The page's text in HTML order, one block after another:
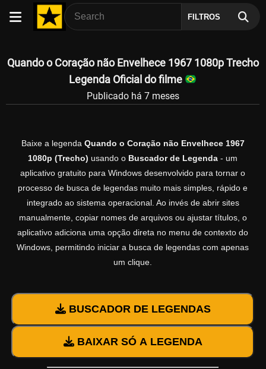
FILTROS
Quando o Coração não Envelhece 1967 1080p Trecho
Legenda Oficial do filme
Publicado há 7 meses
Baixe a legenda Quando o Coração não Envelhece 1967
1080p (Trecho) usando o Buscador de Legenda - um
aplicativo gratuito para Windows desenvolvido para tornar o
processo de busca de legendas muito mais simples, rápido e
integrado ao sistema operacional. Ao invés de abrir sites
manualmente, copiar nomes de arquivos ou ajustar títulos, o
aplicativo adiciona uma opção direta no menu de contexto do
Windows, permitindo iniciar a busca de legendas com apenas
um clique.
BUSCADOR DE LEGENDAS
BAIXAR SÓ A LEGENDA